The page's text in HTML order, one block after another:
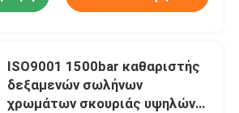
ISO9001 1500bar καθαριστής
δεξαμενών σωλήνων
χρωμάτων σκουριάς υψηλών